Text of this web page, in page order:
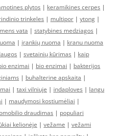
plytos | keramikines cerpes |
trinkeles | multipor | ytong |
vata | statybines medziagos |
| įrankių nuoma | kranu nuoma
| svetainių kūrimas | kaip
enzimai | bio enzimai | bakterijos
| buhalterine apskaita |
| taxi vilniuje | indaploves | langu
| maudymosi kostiumėliai |
draudimas | populiari
kelionėje | vežame | vežami